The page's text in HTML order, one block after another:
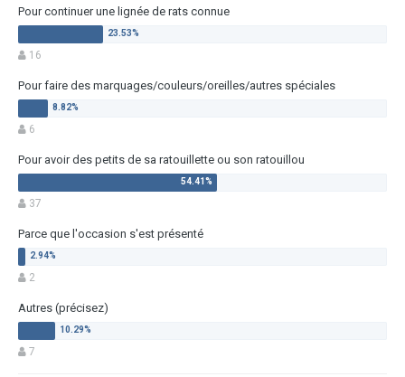
Pour continuer une lignée de rats connue
16
Pour faire des marquages/couleurs/oreilles/autres spéciales
6
Pour avoir des petits de sa ratouillette ou son ratouillou
37
Parce que l'occasion s'est présenté
2
Autres (précisez)
7